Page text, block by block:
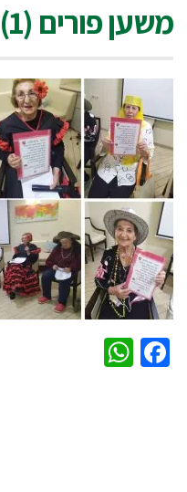
משען פורים (1)
Facebook